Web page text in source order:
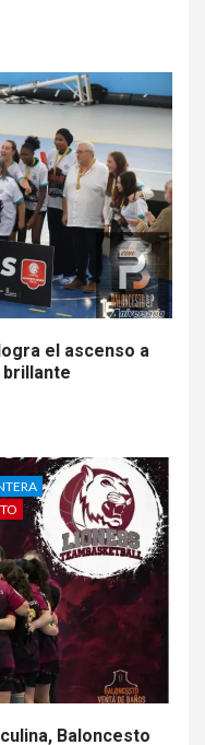
el ascenso a
brillante
Baloncesto